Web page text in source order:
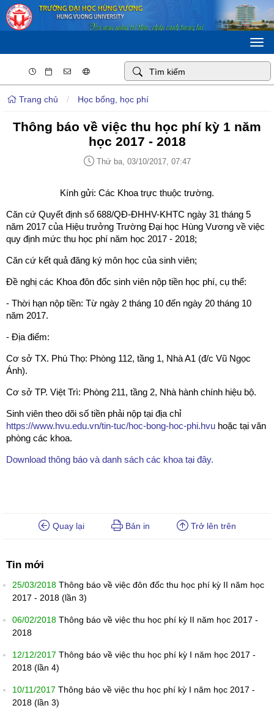
Trang chủ / Học bổng, học phí
Thông báo về việc thu học phí kỳ 1 năm
học 2017 - 2018
Thứ ba, 03/10/2017, 07:47
Kính gửi: Các Khoa trực thuộc trường.
Căn cứ Quyết định số 688/QĐ-ĐHHV-KHTC ngày 31 tháng 5
năm 2017 của Hiệu trưởng Trường Đại học Hùng Vương về việc
quy định mức thu học phí năm học 2017 - 2018;
Căn cứ kết quả đăng ký môn học của sinh viên;
Đề nghị các Khoa đôn đốc sinh viên nộp tiền học phí, cụ thể:
- Thời hạn nộp tiền: Từ ngày 2 tháng 10 đến ngày 20 tháng 10
năm 2017.
- Địa điểm:
Cơ sở TX. Phú Thọ: Phòng 112, tầng 1, Nhà A1 (đ/c Vũ Ngọc
Ánh).
Cơ sở TP. Việt Trì: Phòng 211, tầng 2, Nhà hành chính hiệu bộ.
Sinh viên theo dõi số tiền phải nộp tại địa chỉ
https://www.hvu.edu.vn/tin-tuc/hoc-bong-hoc-phi.hvu hoặc tại văn
phòng các khoa.
Download thông báo và danh sách các khoa tại đây.
Quay lại Bản in Trở lên trên
Tin mới
25/03/2018 Thông báo về việc đôn đốc thu học phí kỳ II năm học
2017 - 2018 (lần 3)
06/02/2018 Thông báo về việc thu học phí kỳ II năm học 2017 -
2018
12/12/2017 Thông báo về việc thu học phí kỳ I năm học 2017 -
2018 (lần 4)
10/11/2017 Thông báo về việc thu học phí kỳ I năm học 2017 -
2018 (lần 3)